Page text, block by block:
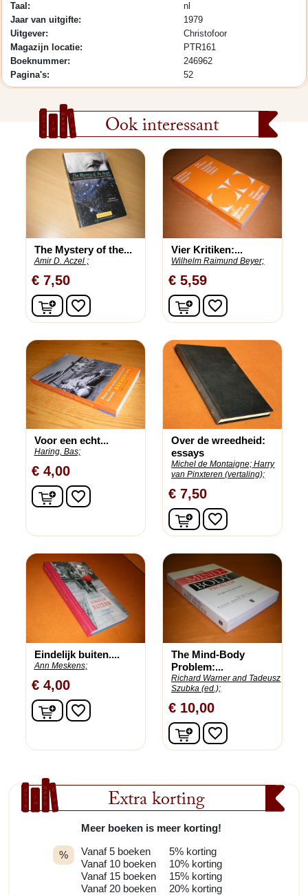
Taal:
nl
Jaar van uitgifte:
1979
Uitgever:
Christofoor
Magazijn locatie:
PTR161
Boeknummer:
246962
Pagina's:
52
Extra korting
%
Meer boeken is meer korting!
Vanaf 5 boeken
Vanaf 10 boeken
Vanaf 15 boeken
Vanaf 20 boeken
5% korting
10% korting
15% korting
20% korting
Ook interessant
The Mystery of the...
Amir D. Aczel ;
€ 7,50
In winkelwagen
favorite_border
Vier Kritiken:...
Wilhelm Raimund Beyer;
€ 5,59
In winkelwagen
favorite_border
Voor een echt...
Haring, Bas;
€ 4,00
In winkelwagen
favorite_border
Over de wreedheid:
essays
Michel de Montaigne; Harry
van Pinxteren (vertaling);
€ 7,50
In winkelwagen
favorite_border
Eindelijk buiten....
Ann Meskens;
€ 4,00
In winkelwagen
favorite_border
The Mind-Body
Problem:...
Richard Warner and Tadeusz
Szubka (ed.);
€ 10,00
In winkelwagen
favorite_border